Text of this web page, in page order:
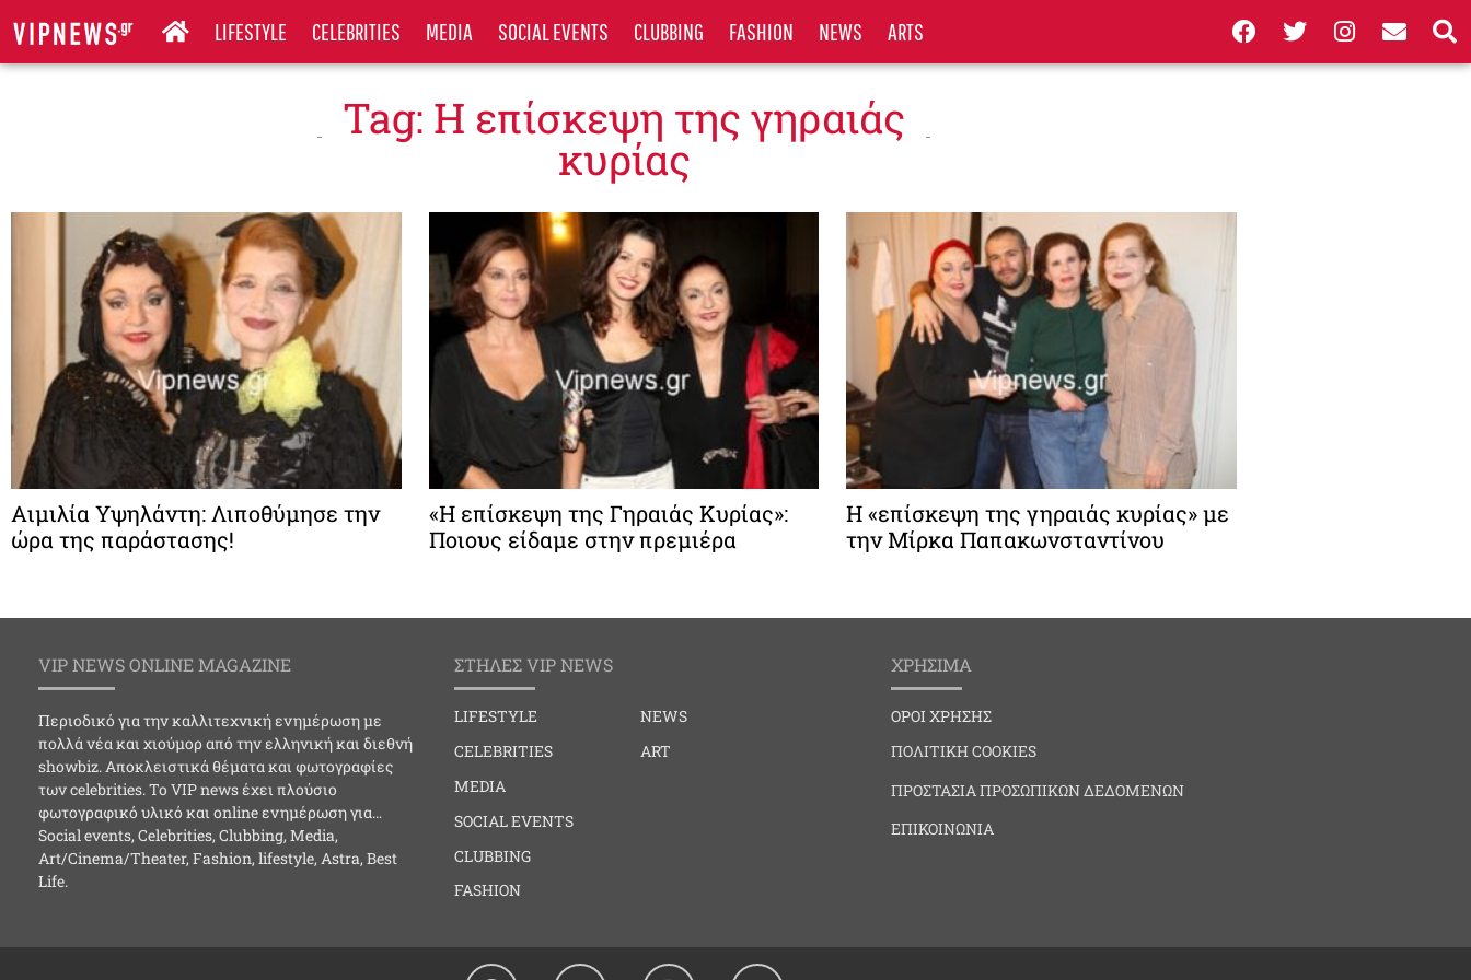
LIFESTYLE CELEBRITIES MEDIA SOCIAL EVENTS CLUBBING FASHION NEWS ARTS
Tag: Η επίσκεψη της γηραιάς
κυρίας
Αιμιλία Υψηλάντη: Λιποθύμησε την
ώρα της παράστασης!
«Η επίσκεψη της Γηραιάς Κυρίας»:
Ποιους είδαμε στην πρεμιέρα
Η «επίσκεψη της γηραιάς κυρίας» με
την Μίρκα Παπακωνσταντίνου
VIP NEWS ONLINE MAGAZINE
Περιοδικό για την καλλιτεχνική ενημέρωση με
πολλά νέα και χιούμορ από την ελληνική και διεθνή
showbiz. Αποκλειστικά θέματα και φωτογραφίες
των celebrities. Το VIP news έχει πλούσιο
φωτογραφικό υλικό και online ενημέρωση για…
Social events, Celebrities, Clubbing, Media,
Art/Cinema/Theater, Fashion, lifestyle, Astra, Best
Life.
ΣΤΗΛΕΣ VIP NEWS
LIFESTYLE
CELEBRITIES
MEDIA
SOCIAL EVENTS
CLUBBING
FASHION
NEWS
ART
ΧΡΗΣΙΜΑ
ΟΡΟΙ ΧΡΗΣΗΣ
ΠΟΛΙΤΙΚΗ COOKIES
ΠΡΟΣΤΑΣΙΑ ΠΡΟΣΩΠΙΚΩΝ ΔΕΔΟΜΕΝΩΝ
ΕΠΙΚΟΙΝΩΝΙΑ